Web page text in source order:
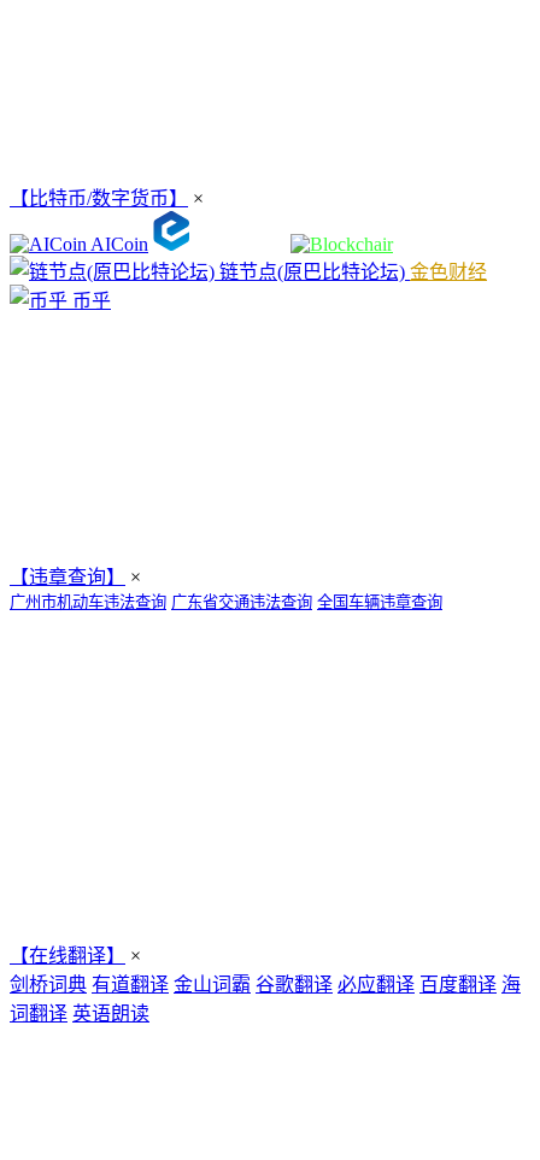
【比特币/数字货币】 ×
AICoin
链节点(原巴比特论坛) 金色财经
币乎
【违章查询】 ×
广州市机动车违法查询 广东省交通违法查询 全国车辆违章查询
【在线翻译】
×
剑桥词典 有道翻译 金山词霸 谷歌翻译 必应翻译 百度翻译 海
词翻译 英语朗读